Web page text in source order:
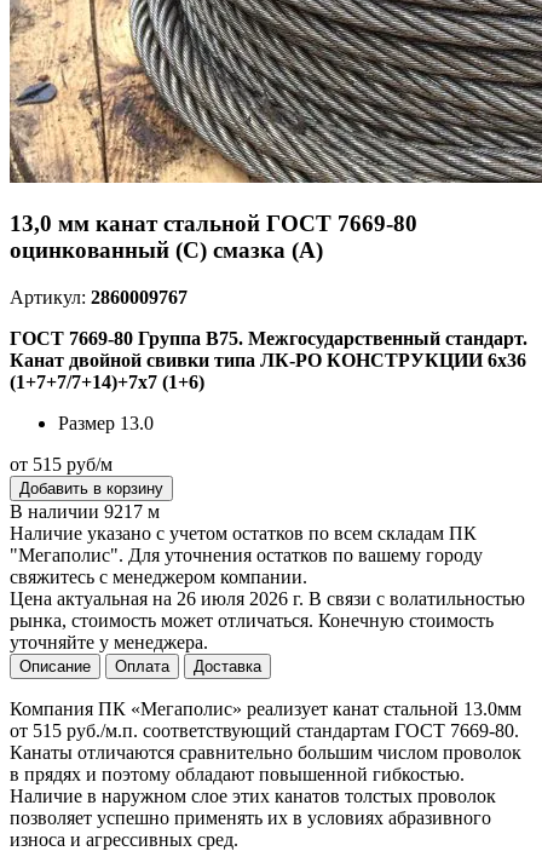
13,0 мм канат стальной ГОСТ 7669-80
оцинкованный (С) смазка (А)
Артикул: 2860009767
ГОСТ 7669-80 Группа В75. Межгосударственный стандарт.
Канат двойной свивки типа ЛК-РО КОНСТРУКЦИИ 6х36
(1+7+7/7+14)+7х7 (1+6)
Размер 13.0
от 515 руб/м
Добавить в корзину
В наличии 9217 м
Наличие указано с учетом остатков по всем складам ПК
"Мегаполис". Для уточнения остатков по вашему городу
свяжитесь с менеджером компании.
Цена актуальная на 26 июля 2026 г. В связи с волатильностью
рынка, стоимость может отличаться. Конечную стоимость
уточняйте у менеджера.
Описание Оплата Доставка
Компания ПК «Мегаполис» реализует канат стальной 13.0мм
от 515 руб./м.п. соответствующий стандартам ГОСТ 7669-80.
Канаты отличаются сравнительно большим числом проволок
в прядях и поэтому обладают повышенной гибкостью.
Наличие в наружном слое этих канатов толстых проволок
позволяет успешно применять их в условиях абразивного
износа и агрессивных сред.